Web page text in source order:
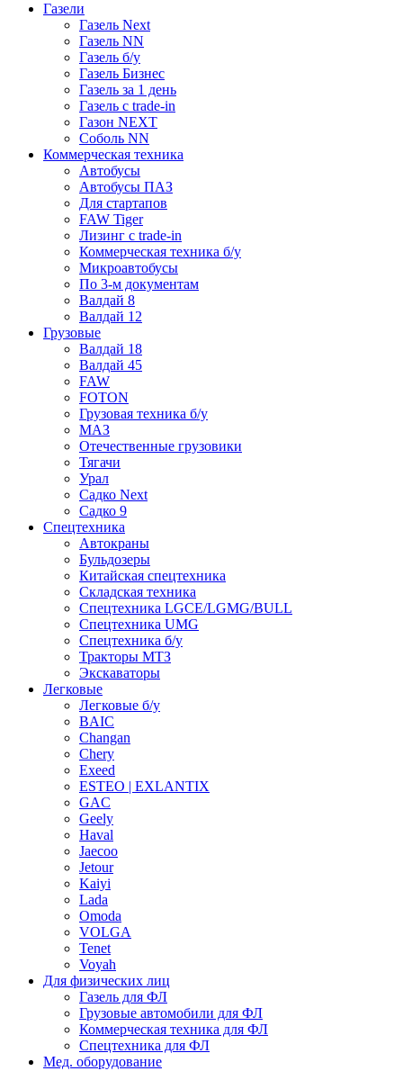
Газели
Газель Next
Газель NN
Газель б/у
Газель Бизнес
Газель за 1 день
Газель с trade-in
Газон NEXT
Соболь NN
Коммерческая техника
Автобусы
Автобусы ПАЗ
Для стартапов
FAW Tiger
Лизинг с trade-in
Коммерческая техника б/у
Микроавтобусы
По 3-м документам
Валдай 8
Валдай 12
Грузовые
Валдай 18
Валдай 45
FAW
FOTON
Грузовая техника б/у
МАЗ
Отечественные грузовики
Тягачи
Урал
Садко Next
Садко 9
Спецтехника
Автокраны
Бульдозеры
Китайская спецтехника
Складская техника
Спецтехника LGCE/LGMG/BULL
Спецтехника UMG
Спецтехника б/у
Тракторы МТЗ
Экскаваторы
Легковые
Легковые б/у
BAIC
Changan
Chery
Exeed
ESTEO | EXLANTIX
GAC
Geely
Haval
Jaecoo
Jetour
Kaiyi
Lada
Omoda
VOLGA
Tenet
Voyah
Для физических лиц
Газель для ФЛ
Грузовые автомобили для ФЛ
Коммерческая техника для ФЛ
Спецтехника для ФЛ
Мед. оборудование